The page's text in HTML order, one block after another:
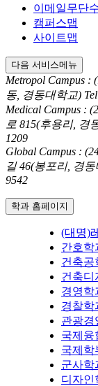
이메일무단
캠퍼스맵
사이트맵
다음 서비스메뉴
Metropol Campus
동, 경동대학교)
Medical Campus :
로 815(후용리, 경
1209
Global Campus :
길 46(봉포리, 경
9542
학과 홈페이지
(대명)
간호학
건축공
건축디
경영학
경찰학
관광경
국제융
국제학
군사학
디자인